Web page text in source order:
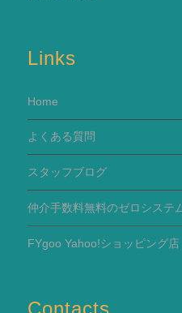
Links
Home
よくある質問
スタッフブログ
仲介手数料無料のゼロシステ
FYgoo Yahoo!ショッピング店
Contacts